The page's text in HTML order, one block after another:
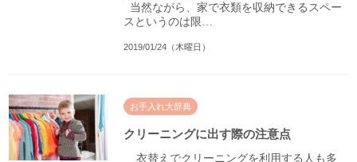
当然ながら、家で衣類を収納できるスペー
スというのは限…
2019/01/24（木曜日）
お手入れ大辞典
クリーニングに出す際の注意点
衣替えでクリーニングを利用する人も多